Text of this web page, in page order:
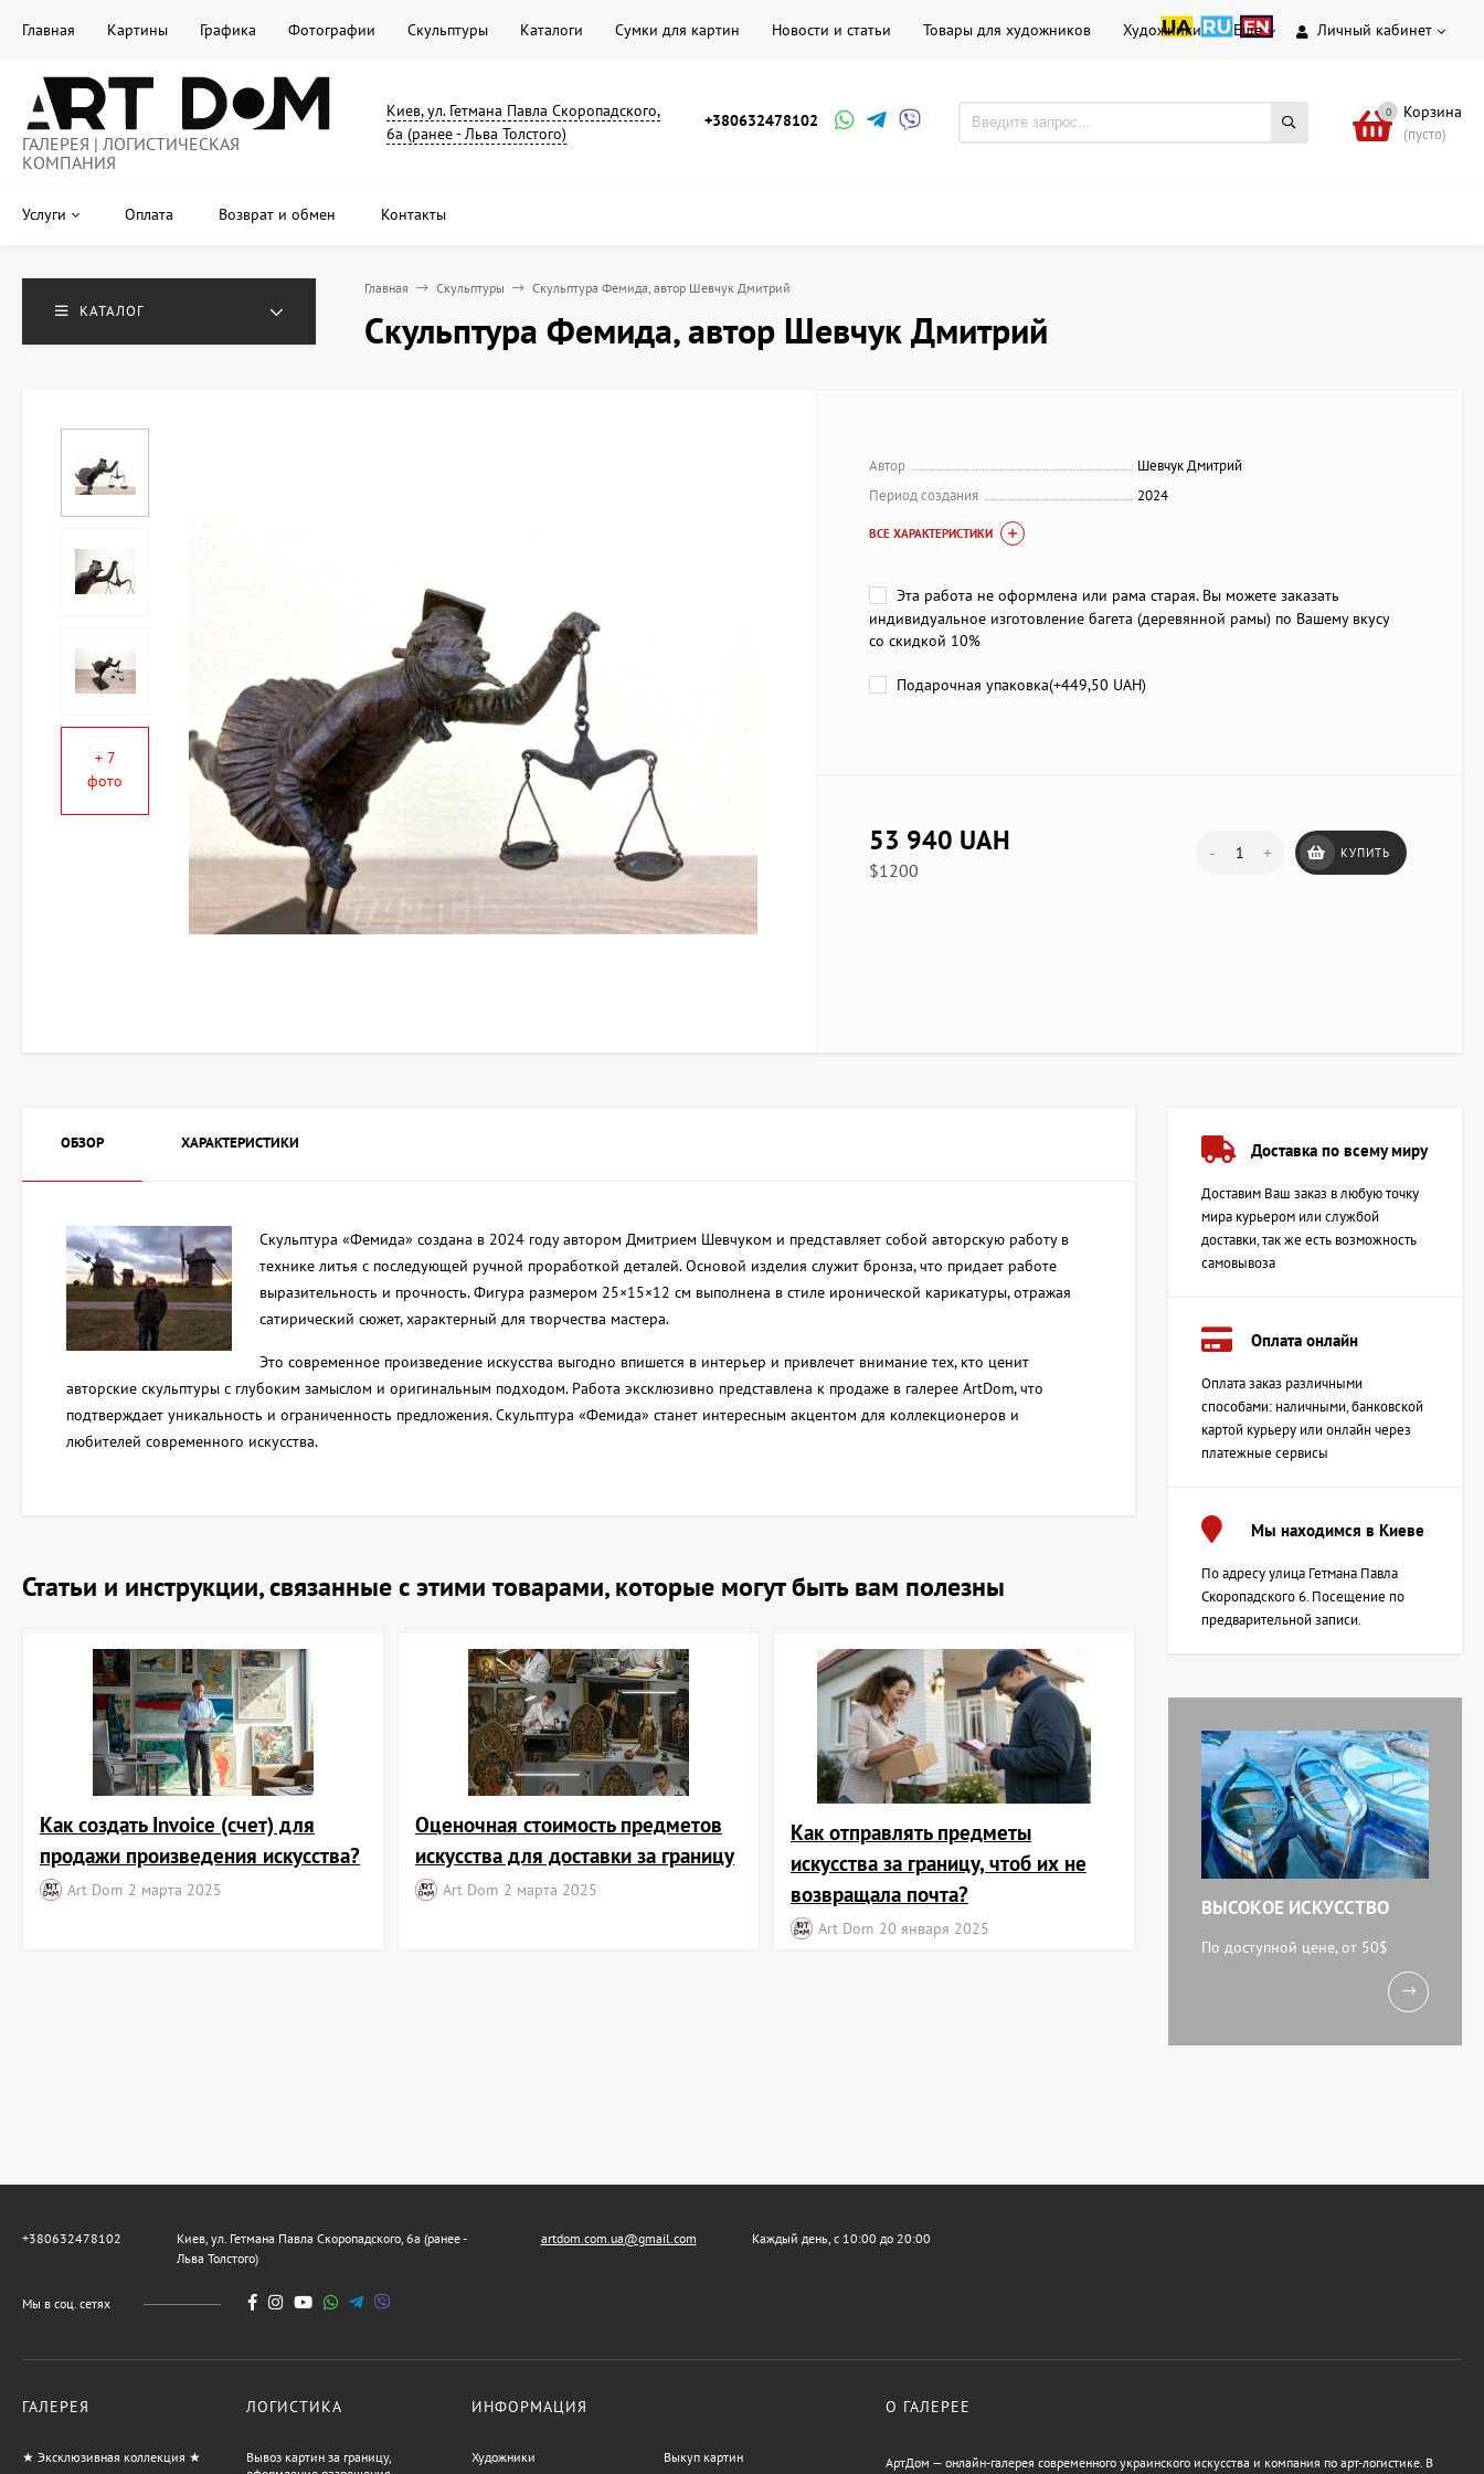
Личный кабинет
Главная Картины Графика Фотографии Скульптуры Каталоги Сумки для картин Новости и статьи Товары для художников Художники Еще
ГАЛЕРЕЯ | ЛОГИСТИЧЕСКАЯ
КОМПАНИЯ
Киев, ул. Гетмана Павла Скоропадского,
6а (ранее - Льва Толстого)
+380632478102 0 Корзина
(пусто)
Услуги Оплата Возврат и обмен Контакты
КАТАЛОГ
Главная Скульптуры Скульптура Фемида, автор Шевчук Дмитрий
Скульптура Фемида, автор Шевчук Дмитрий
+ 7
фото
Автор
Шевчук Дмитрий
Период создания
2024
ВСЕ ХАРАКТЕРИСТИКИ
Эта работа не оформлена или рама старая. Вы можете заказать
индивидуальное изготовление багета (деревянной рамы) по Вашему вкусу
со скидкой 10%
Подарочная упаковка(+449,50 UAH)
53 940 UAH
$1200
- + КУПИТЬ
ОБЗОР ХАРАКТЕРИСТИКИ
Скульптура «Фемида» создана в 2024 году автором Дмитрием Шевчуком и представляет собой авторскую работу в
технике литья с последующей ручной проработкой деталей. Основой изделия служит бронза, что придает работе
выразительность и прочность. Фигура размером 25×15×12 см выполнена в стиле иронической карикатуры, отражая
сатирический сюжет, характерный для творчества мастера.
Это современное произведение искусства выгодно впишется в интерьер и привлечет внимание тех, кто ценит
авторские скульптуры с глубоким замыслом и оригинальным подходом. Работа эксклюзивно представлена к продаже в галерее ArtDom, что
подтверждает уникальность и ограниченность предложения. Скульптура «Фемида» станет интересным акцентом для коллекционеров и
любителей современного искусства.
Статьи и инструкции, связанные с этими товарами, которые могут быть вам полезны
Как создать Invoice (счет) для
продажи произведения искусства?
Art Dom 2 марта 2025
Оценочная стоимость предметов
искусства для доставки за границу
Art Dom 2 марта 2025
Как отправлять предметы
искусства за границу, чтоб их не
возвращала почта?
Art Dom 20 января 2025
Доставка по всему миру
Доставим Ваш заказ в любую точку
мира курьером или службой
доставки, так же есть возможность
самовывоза
Оплата онлайн
Оплата заказ различными
способами: наличными, банковской
картой курьеру или онлайн через
платежные сервисы
Мы находимся в Киеве
По адресу улица Гетмана Павла
Скоропадского 6. Посещение по
предварительной записи.
ВЫСОКОЕ ИСКУССТВО
По доступной цене, от 50$
+380632478102
Киев, ул. Гетмана Павла Скоропадского, 6а (ранее -
Льва Толстого)
artdom.com.ua@gmail.com Каждый день, с 10:00 до 20:00
Мы в соц. сетях
ГАЛЕРЕЯ
★ Эксклюзивная коллекция ★
ЛОГИСТИКА
Вывоз картин за границу,
ИНФОРМАЦИЯ
Художники Выкуп картин
О ГАЛЕРЕЕ
АртДом — онлайн-галерея современного украинского искусства и компания по арт-логистике. В